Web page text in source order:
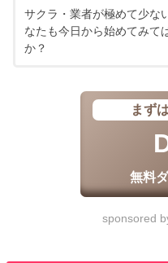
サクラ・業者が極めて少な
なたも今日から始めてみて
か？
まず
無料
sponsored